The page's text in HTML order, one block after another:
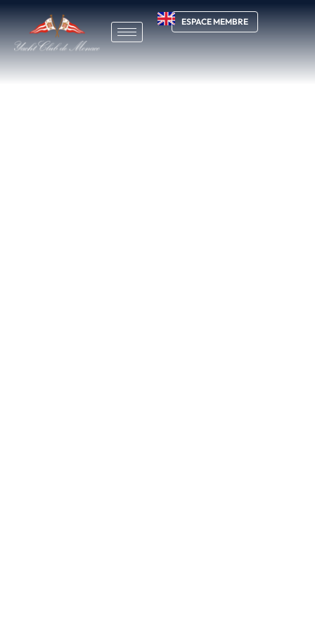
ESPACE MEMBRE